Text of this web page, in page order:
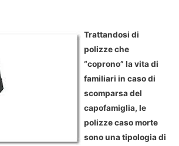
Trattandosi di
polizze che
“coprono” la vita di
familiari in caso di
scomparsa del
capofamiglia, le
polizze caso morte
sono una tipologia di